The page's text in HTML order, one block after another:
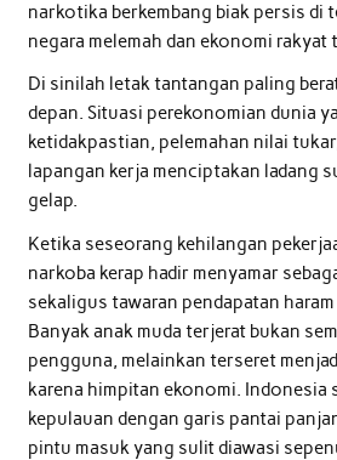
narkotika berkembang biak persis di
negara melemah dan ekonomi rakyat
Di sinilah letak tantangan paling
depan. Situasi perekonomian dunia
ketidakpastian, pelemahan nilai
lapangan kerja menciptakan ladang
gelap.
Ketika seseorang kehilangan
narkoba kerap hadir menyamar
sekaligus tawaran pendapatan
Banyak anak muda terjerat bukan
pengguna, melainkan terseret
karena himpitan ekonomi. Indonesia
kepulauan dengan garis pantai
pintu masuk yang sulit diawasi